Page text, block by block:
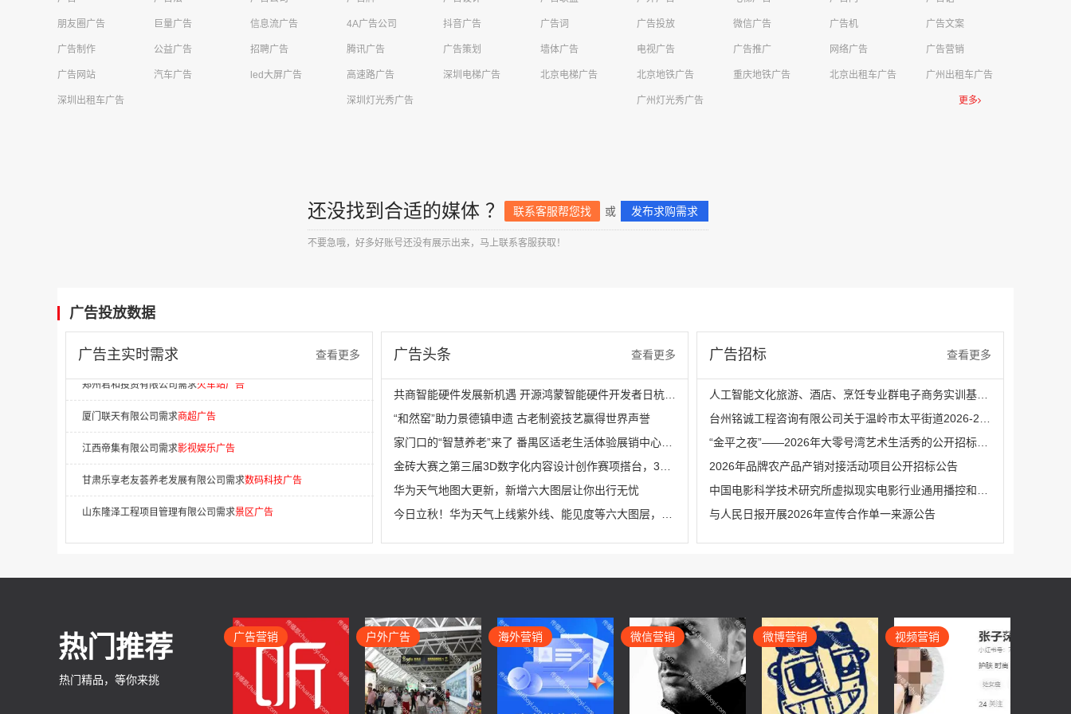
朋友圈广告 巨量广告 信息流广告 4A广告公司 抖音广告 广告词 广告投放 微信广告 广告机 广告文案
广告制作 公益广告 招聘广告 腾讯广告 广告策划 墙体广告 电视广告 广告推广 网络广告 广告营销
广告网站 汽车广告 led大屏广告 高速路广告 深圳电梯广告 北京电梯广告 北京地铁广告 重庆地铁广告 北京出租车广告 广州出租车广告
深圳出租车广告 深圳灯光秀广告 广州灯光秀广告 更多
还没找到合适的媒体 ？ 联系客服帮您找 或 发布求购需求
不要急哦，好多好账号还没有展示出来，马上联系客服获取！
广告投放数据
广告主实时需求 查看更多
四川卓越云帆信息技术有限公司需求 财经投资广告
东莞市汇祯商贸有限公司需求
中允科技（天津）有限公司需求
郑州君和投资有限公司需求
厦门联天有限公司需求商超广告
江西帝集有限公司需求影视娱乐广告
甘肃乐享老友荟养老发展有限公司需求
山东隆泽工程项目管理有限公司需求景区广告
湖南拓合传媒有限公司需求商超广告
广东布拉泽尔环保科技有限公司需求电梯广告
二道区鸿太法律咨询服务中心需求APP开机屏广告
山东国购集采供应链有限公司需求机场广告
深圳市顶象技术（广告，市场）需求广告
广告头条 查看更多
“和然窑”助力景德镇申遗 古老制瓷技艺赢得世界声誉
华为天气地图大更新，新增六大图层让你出行无忧
广告招标 查看更多
2026年品牌农产品产销对接活动项目公开招标公告
与人民日报开展2026年宣传合作单一来源公告
热门推荐
热门精品，等你来挑
广告营销 户外广告 海外营销 微信营销 微博营销 视频营销